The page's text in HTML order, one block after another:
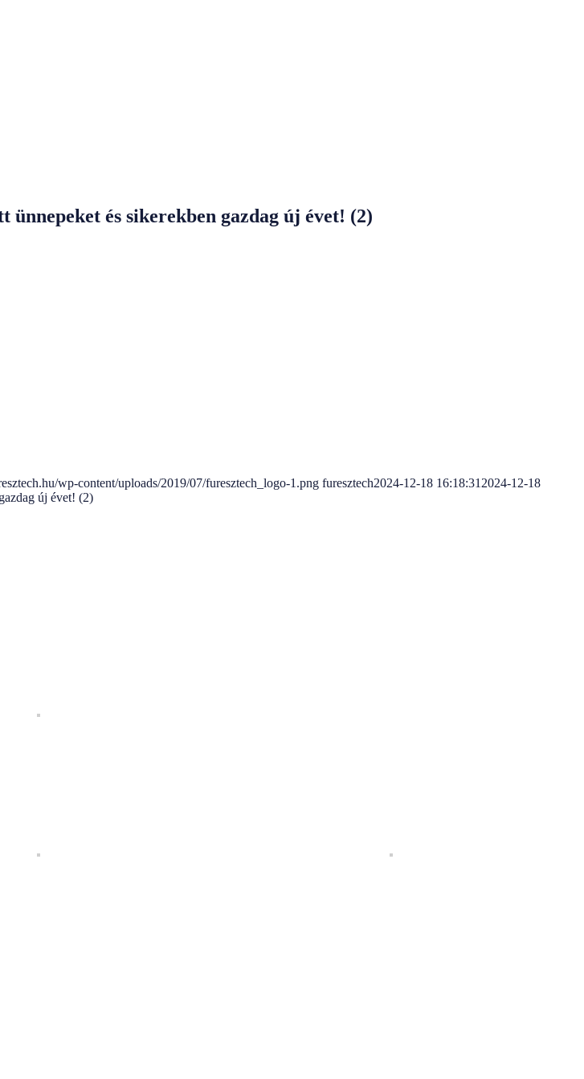
ünnepeket és sikerekben gazdag új évet! (2)
wp-content/uploads/2019/07/furesztech_logo-1.png furesztech2024-12-18 16:18:31 2024-12-18
új évet! (2)